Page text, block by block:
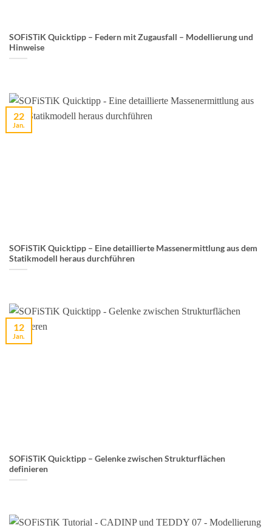
SOFiSTiK Quicktipp – Federn mit Zugausfall – Modellierung und
Hinweise
SOFiSTiK Quicktipp – Eine detaillierte Massenermittlung aus dem
Statikmodell heraus durchführen
22
Jan.
SOFiSTiK Quicktipp – Gelenke zwischen Strukturflächen
definieren
12
Jan.